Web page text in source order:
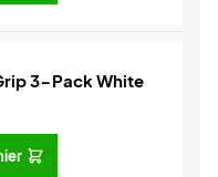
3-Pack White